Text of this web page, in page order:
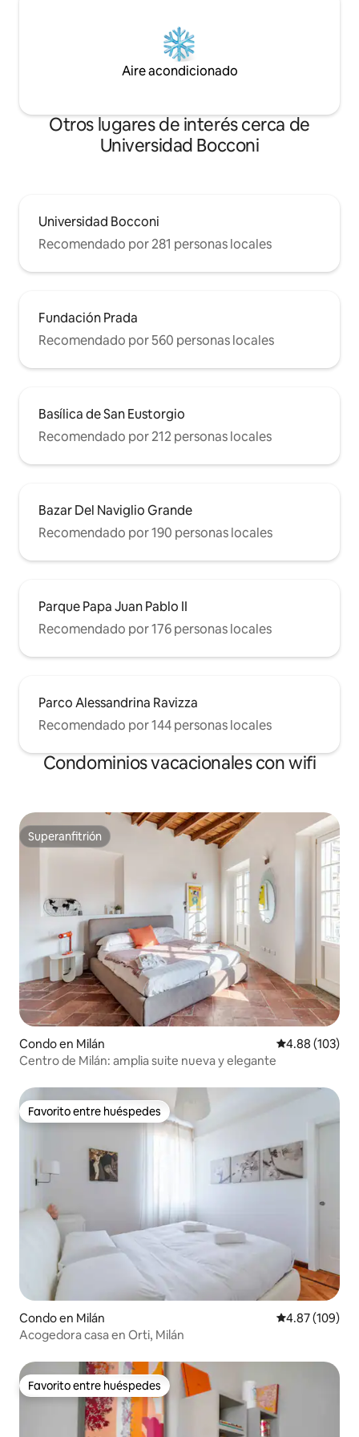
Aire acondicionado
Otros lugares de interés cerca de
Universidad Bocconi
Universidad Bocconi
Recomendado por 281 personas locales
Fundación Prada
Recomendado por 560 personas locales
Basílica de San Eustorgio
Recomendado por 212 personas locales
Bazar Del Naviglio Grande
Recomendado por 190 personas locales
Parque Papa Juan Pablo II
Recomendado por 176 personas locales
Parco Alessandrina Ravizza
Recomendado por 144 personas locales
Condominios vacacionales con wifi
Superanfitrión
Superanfitrión
Condo en Milán Calificación
4.88 (103)
Centro de Milán: amplia suite nueva y elegante
Favorito entre huéspedes
Favorito entre huéspedes
Condo en Milán Calificación
4.87 (109)
Acogedora casa en Orti, Milán
Favorito entre huéspedes
Favorito entre huéspedes